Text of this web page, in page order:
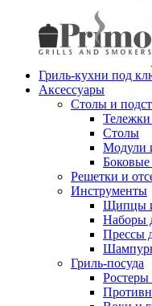
Гриль-кухни под
Аксессуары
Столы и
Тележки
Столы
Модули
Решетки и
Инструменты
Щипцы
Наборы
Прессы
Гриль-посуда
Ростеры